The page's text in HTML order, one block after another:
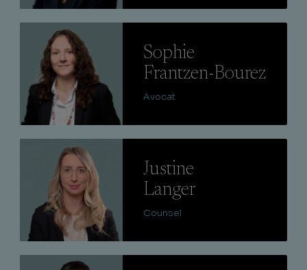
Sophie
Frantzen-Bourez
Avocat
Justine
Langer
Counsel